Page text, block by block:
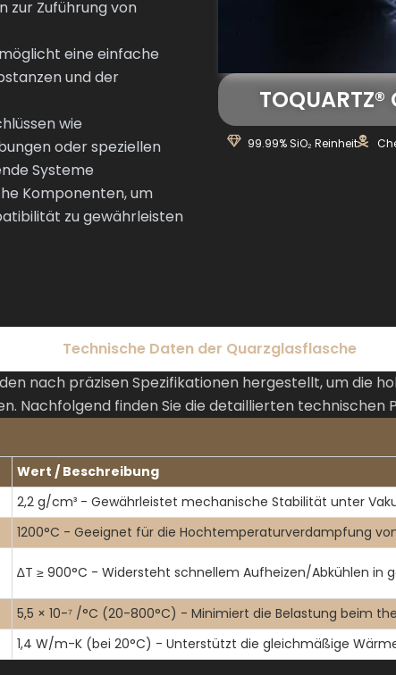
zur Zuführung von
eine einfache
und der
wie
oder speziellen
Systeme
Komponenten, um
zu gewährleisten
99.99% SiO₂ Reinheit
Technische Daten der Quarzglasflasche
nach präzisen Spezifikationen hergestellt, um die
Nachfolgend finden Sie die detaillierten
Wert / Beschreibung
2,2 g/cm³ - Gewährleistet mechanische Stabilität unter
1200°C - Geeignet für die Hochtemperaturverdampfung
∆T ≥ 900°C - Widersteht schnellem Aufheizen/Abkühlen in
5,5 × 10-⁷ /°C (20-800°C) - Minimiert die Belastung beim
1,4 W/m-K (bei 20°C) - Unterstützt die gleichmäßige